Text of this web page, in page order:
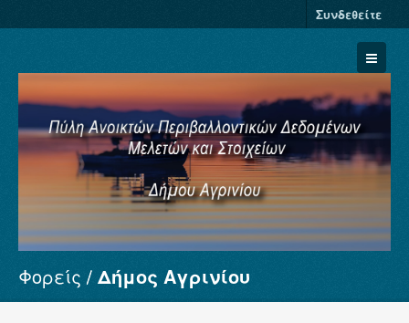
Συνδεθείτε
Σύνολα Δεδομένων
Φορείς
Φορείς Δήμος Αγρινίου